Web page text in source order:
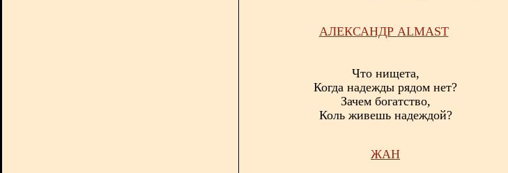
АЛЕКСАНДР ALMAST
Что нищета,
Когда надежды рядом нет?
Зачем богатство,
Коль живешь надеждой?
ЖАН